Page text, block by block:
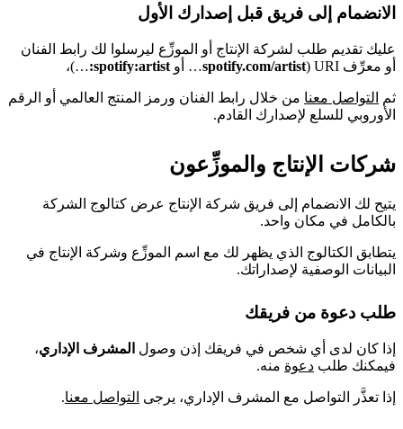
الانضمام إلى فريق قبل إصدارك الأول
عليك تقديم طلب لشركة الإنتاج أو الموزِّع ليرسلوا لك رابط الفنان
أو معرِّف URI (
spotify.com/artist… أو spotify:artist: …)،
ثم التواصل معنا من خلال رابط الفنان ورمز المنتج العالمي أو الرقم
الأوروبي للسلع لإصدارك القادم.
شركات الإنتاج والموزِّعون
يتيح لك الانضمام إلى فريق شركة الإنتاج عرض كتالوج الشركة
بالكامل في مكان واحد.
يتطابق الكتالوج الذي يظهر لك مع اسم الموزِّع وشركة الإنتاج في
البيانات الوصفية لإصداراتك.
طلب دعوة من فريقك
إذا كان لدى أي شخص في فريقك إذن وصول المشرف الإداري،
فيمكنك طلب دعوة منه.
إذا تعذَّر التواصل مع المشرف الإداري، يرجى التواصل معنا.